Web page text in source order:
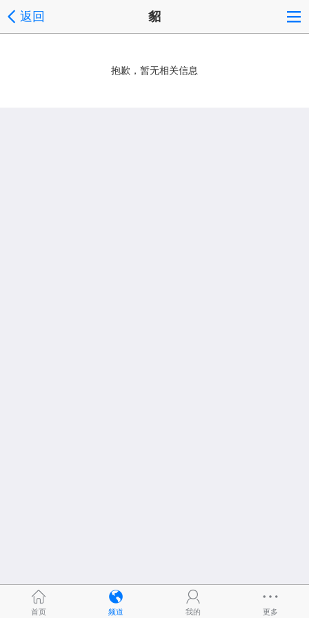
返回 貂
抱歉，暂无相关信息
首页 频道 我的 更多